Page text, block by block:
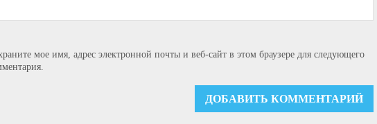
мое имя, адрес электронной почты и веб-сайт в этом браузере для следующего